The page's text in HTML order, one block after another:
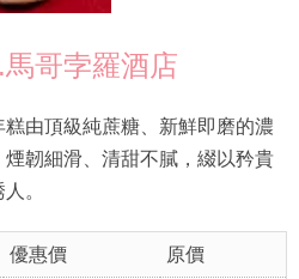
哥孛羅酒店
由頂級純蔗糖、新鮮即磨的濃
韌細滑、清甜不膩，綴以矜貴
。
優惠價 原價